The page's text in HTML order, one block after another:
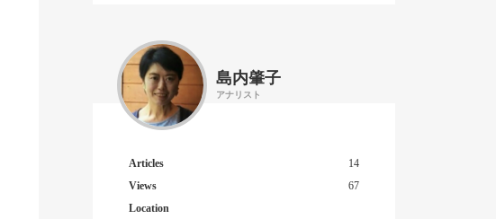
島内肇子
アナリスト
Articles
14
Views
67
Location